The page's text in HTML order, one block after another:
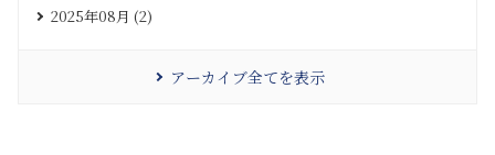
2025年08月 (2)
アーカイブ全てを表示